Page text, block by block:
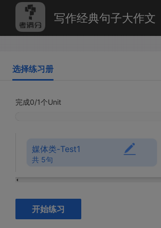
写作经典句子大作文
选择练习册
完成0/1个Unit
媒体类-Test1
共 5句
开始练习